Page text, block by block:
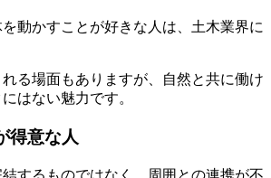
動かすことが好きな人は、土木業界に
る場面もありますが、自然と共に働け
はない魅力です。
得意な人
するものではなく、周囲との連携が不